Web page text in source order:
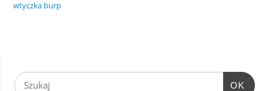
wtyczka burp
OK